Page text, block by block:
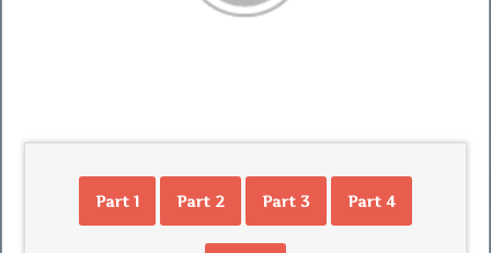
Part 1 Part 2 Part 3 Part 4